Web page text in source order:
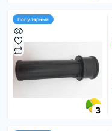
Популярный
3